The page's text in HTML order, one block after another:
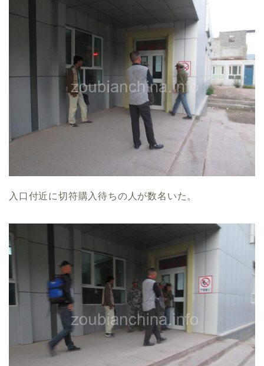
入口付近に切符購入待ちの人が数名いた。